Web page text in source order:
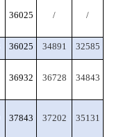
36025 / /
36025 34891 32585
36932 36728 34843
37843 37202 35131